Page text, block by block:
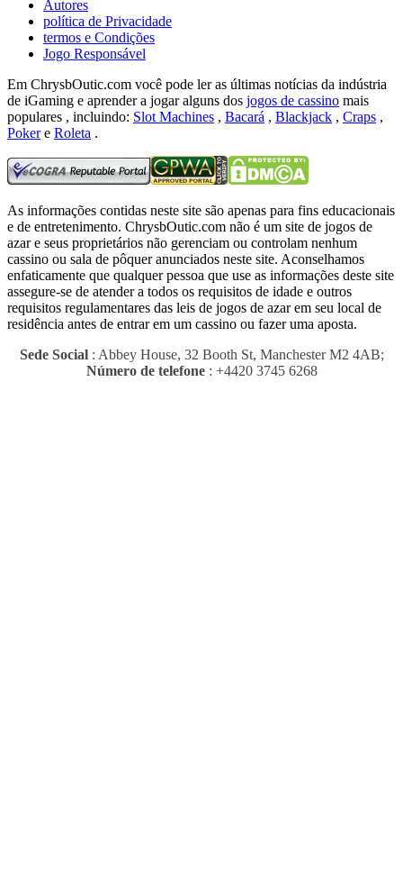
Autores
política de Privacidade
termos e Condições
Jogo Responsável
Em ChrysbOutic.com você pode ler as últimas notícias da indústria
de iGaming e aprender a jogar alguns dos jogos de cassino mais
populares , incluindo: Slot Machines , Bacará , Blackjack , Craps ,
Pokere Roleta .
As informações contidas neste site são apenas para fins educacionais
e de entretenimento. ChrysbOutic.com não é um site de jogos de
azar e seus proprietários não gerenciam ou controlam nenhum
cassino ou sala de pôquer anunciados neste site. Aconselhamos
enfaticamente que qualquer pessoa que use as informações deste site
assegure-se de atender a todos os requisitos de idade e outros
requisitos regulamentares das leis de jogos de azar em seu local de
residência antes de entrar em um cassino ou fazer uma aposta.
Sede Social: Abbey House, 32 Booth St, Manchester M2 4AB;
Número de telefone: +4420 3745 6268